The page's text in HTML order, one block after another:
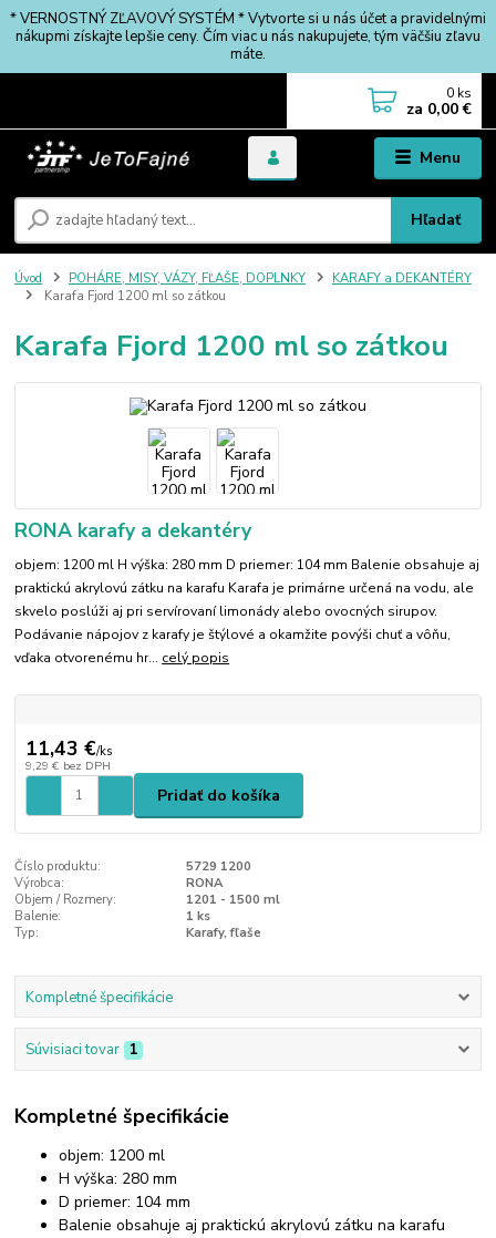
* VERNOSTNÝ ZĽAVOVÝ SYSTÉM * Vytvorte si u nás účet a pravidelnými
nákupmi získajte lepšie ceny. Čím viac u nás nakupujete, tým väčšiu zľavu
máte.
Menu
Hľadať
0 ks
za 0,00 €
Úvod POHÁRE, MISY, VÁZY, FĽAŠE, DOPLNKY
KARAFY a DEKANTÉRY
Karafa Fjord 1200 ml so zátkou
Karafa Fjord 1200 ml so zátkou
RONA karafy a dekantéry
objem: 1200 ml H výška: 280 mm D priemer: 104 mm Balenie obsahuje aj
praktickú akrylovú zátku na karafu Karafa je primárne určená na vodu, ale
skvelo poslúži aj pri servírovaní limonády alebo ovocných sirupov.
Podávanie nápojov z karafy je štýlové a okamžite povýši chuť a vôňu,
vďaka otvorenému hr... celý popis
11,43 €/ks
9,29 € bez DPH
Pridať do košíka
Číslo produktu:
5729 1200
Výrobca:
RONA
Objem / Rozmery:
1201 - 1500 ml
Balenie:
1 ks
Typ:
Karafy, fľaše
Kompletné špecifikácie
Súvisiaci tovar 1
Kompletné špecifikácie
objem: 1200 ml
H výška: 280 mm
D priemer: 104 mm
Balenie obsahuje aj praktickú akrylovú zátku na karafu